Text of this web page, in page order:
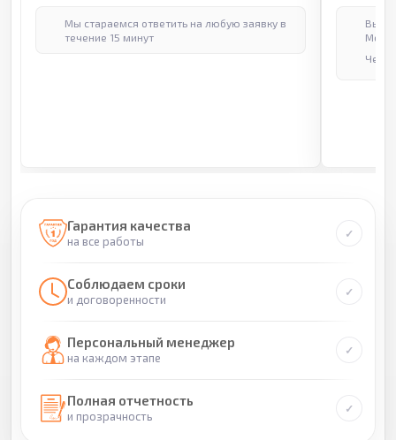
Мы стараемся ответить на любую заявку в
течение 15 минут
Гарантия качества
на все работы
Соблюдаем сроки
и договоренности
Персональный менеджер
на каждом этапе
Полная отчетность
и прозрачность